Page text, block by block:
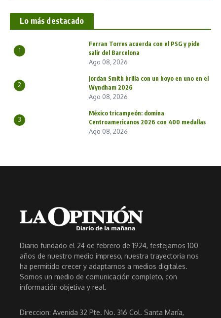
Lo más destacado
1
Ferran Torres acuerda con el PSG y pide
salir del Barcelona
Ago 08, 2026
2
Jordan Smith brilla con un hoyo en uno en el
Wyndham 2026
Ago 08, 2026
3
México tricampeón: domina
Centroamericanos 2026 con 400 medallas
Ago 08, 2026
Diario fundado el 24 de febrero de 1924, festejamos 100
años de nuestro medio impreso, nuestra trayectoria nos
ha permitido crecer y adaptarnos a medios digitales.
Somos un medio de comunicación completo, con
información objetiva y real.
Direccion: Avenida 32 Pte. No. 316 Col. Santa María,